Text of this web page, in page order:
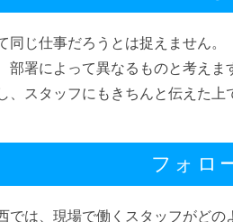
じ仕事だろうとは捉えません。
署によって異なるものと考えま
、スタッフにもきちんと伝えた上
フォロ
は、現場で働くスタッフがどの